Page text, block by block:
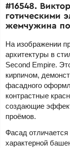
#16548.
готическими
жемчужина
На изображении
архитектуры в
Second Empire.
кирпичом,
фасадного
контрастные
создающие
проёмов.
Фасад
характерной